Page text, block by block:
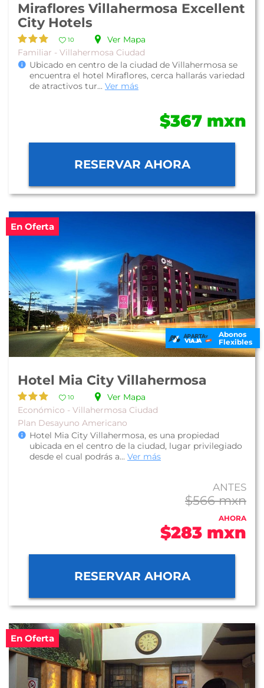
Miraflores Villahermosa Excellent
City Hotels
10
Ver Mapa
Familiar - Villahermosa Ciudad
Ubicado en centro de la ciudad de Villahermosa se
encuentra el hotel Miraflores, cerca hallarás variedad
de atractivos tur... Ver más
$367 mxn
RESERVAR AHORA
En Oferta
Abonos
Flexibles
Hotel Mia City Villahermosa
10
Ver Mapa
Económico - Villahermosa Ciudad
Plan Desayuno Americano
Hotel Mia City Villahermosa, es una propiedad
ubicada en el centro de la ciudad, lugar privilegiado
desde el cual podrás a... Ver más
ANTES
$566 mxn
AHORA
$283 mxn
RESERVAR AHORA
En Oferta